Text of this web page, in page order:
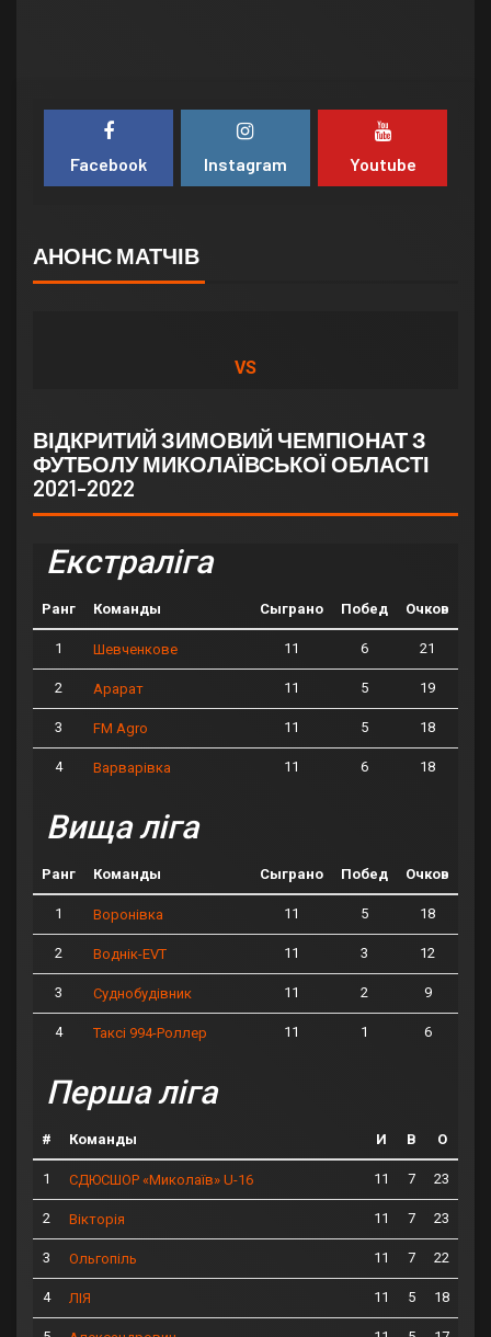
Facebook Instagram Youtube
АНОНС МАТЧІВ
VS
ВІДКРИТИЙ ЗИМОВИЙ ЧЕМПІОНАТ З
ФУТБОЛУ МИКОЛАЇВСЬКОЇ ОБЛАСТІ
2021-2022
Екстраліга
Ранг Команды Сыграно Побед Очков
1 Шевченкове 11 6 21
2 Арарат 11 5 19
3 FM Agro 11 5 18
4 Варварівка 11 6 18
Вища ліга
Ранг Команды Сыграно Побед Очков
1 Воронівка 11 5 18
2 Воднік-EVT 11 3 12
3 Суднобудівник 11 2 9
4 Таксі 994-Роллер 11 1 6
Перша ліга
# Команды И В О
1 СДЮСШОР «Миколаїв» U-16 11 7 23
2 Вікторія 11 7 23
3 Ольгопіль 11 7 22
4 ЛІЯ 11 5 18